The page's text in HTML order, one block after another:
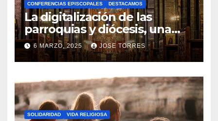
Y
C
O
M
N
T
A
CONFERENCIAS EPISCOPALES DESTACAMOS
La digitalización de las
parroquias y diócesis, una
realidad ya para el futuro de
la Iglesia
6 MARZO, 2025 JOSE TORRES
N
O
H
A
Y
SOLIDARIDAD VIDA RELIGIOSA